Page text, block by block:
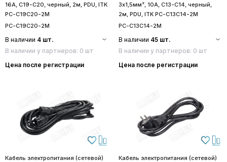
16А, C19-C20, черный, 2м, PDU, ITK
PC-C19C20-2M
PC-C19C20-2M
В наличии 4 шт.
В наличии у партнеров: 0 шт
Цена после регистрации
3х1,5мм², 10А, C13-C14, черный,
2м, PDU, ITK PC-C13C14-2M
PC-C13C14-2M
В наличии 45 шт.
В наличии у партнеров: 0 шт
Цена после регистрации
Кабель электропитания (сетевой)
Кабель электропитания (сетевой)